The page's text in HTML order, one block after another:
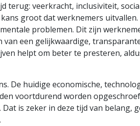
terug: veerkracht, inclusiviteit,
groot dat werknemers uitvallen.
problemen. Dit zijn
een gelijkwaardige,
helpt om beter te presteren,
De huidige economische,
voortdurend worden
is zeker in deze tijd van belang,